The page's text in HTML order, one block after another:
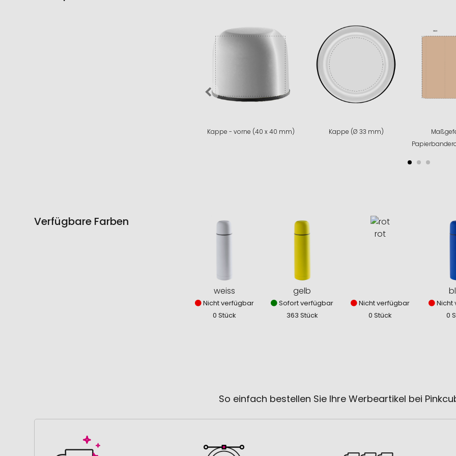
Kappe - vorne (40 x 40 mm) Kappe (Ø 33 mm)
Verfügbare Farben
weiss
Nicht verfügbar
0 Stück
gelb
Sofort verfügbar
363 Stück
rot
Nicht verfügbar
0 Stück
Nicht
0
So einfach bestellen Sie Ihre Werbeartikel bei